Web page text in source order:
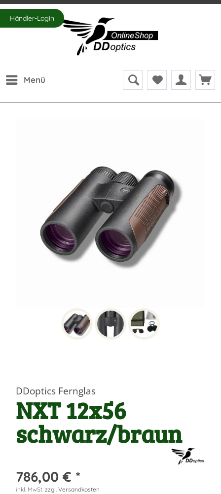
Händler-Login
Menü
DDoptics Fernglas
NXT 12x56
schwarz/braun
786,00 € *
inkl. MwSt. zzgl. Versandkosten